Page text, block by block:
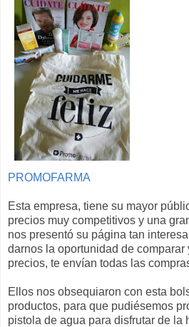
PROMOFARMA
Esta empresa, tiene su mayor
precios muy competitivos y una
nos presentó su página tan
darnos la oportunidad de
precios, te envían todas las
Ellos nos obsequiaron con esta
productos, para que pudiésemos
pistola de agua para disfrutar de la